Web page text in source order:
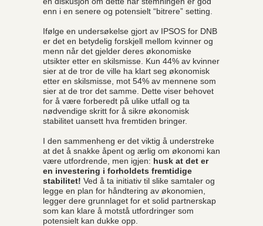
enn i en senere og potensielt “bitrere” setting.
Ifølge en undersøkelse gjort av IPSOS for DNB
er det en betydelig forskjell mellom kvinner og
menn når det gjelder deres økonomiske
utsikter etter en skilsmisse. Kun 44% av kvinner
sier at de tror de ville ha klart seg økonomisk
etter en skilsmisse, mot 54% av mennene som
sier at de tror det samme. Dette viser behovet
for å være forberedt på ulike utfall og ta
nødvendige skritt for å sikre økonomisk
stabilitet uansett hva fremtiden bringer.
I den sammenheng er det viktig å understreke
at det å snakke åpent og ærlig om økonomi kan
være utfordrende, men igjen: husk at det er
en investering i forholdets fremtidige
stabilitet! Ved å ta initiativ til slike samtaler og
legge en plan for håndtering av økonomien,
legger dere grunnlaget for et solid partnerskap
som kan klare å motstå utfordringer som
potensielt kan dukke opp.